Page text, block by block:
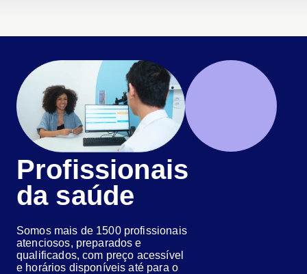
Profissionais
da saúde
Somos mais de 1500 profissionais
atenciosos, preparados e
qualificados, com preço acessível
e horários disponíveis até para o